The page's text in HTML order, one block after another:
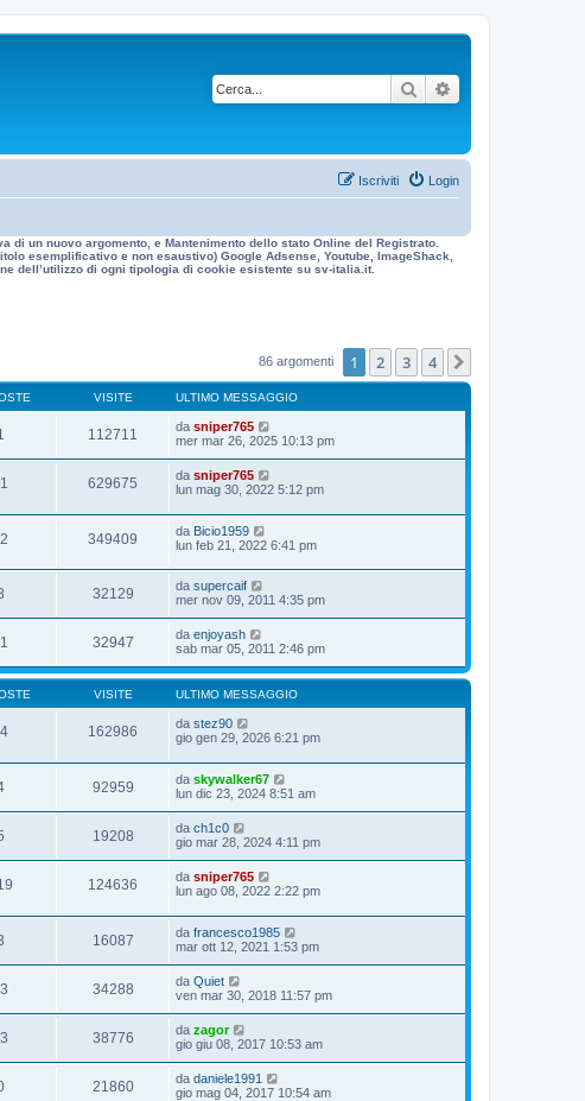
Cerca
Login
Iscriviti
un nuovo argomento, e Mantenimento dello stato Online del Registrato.
esemplificativo e non esaustivo) Google Adsense, Youtube, ImageShack,
dell’utilizzo di ogni tipologia di cookie esistente su sv-italia.it.
86 argomenti 1 2 3 4
VISITE ULTIMO MESSAGGIO
112711 da sniper765
mer mar 26, 2025 10:13 pm
629675 da sniper765
lun mag 30, 2022 5:12 pm
349409 da Bicio1959
lun feb 21, 2022 6:41 pm
32129 da supercaif
mer nov 09, 2011 4:35 pm
32947 da enjoyash
sab mar 05, 2011 2:46 pm
VISITE ULTIMO MESSAGGIO
162986 da stez90
gio gen 29, 2026 6:21 pm
92959 da skywalker67
lun dic 23, 2024 8:51 am
19208 da ch1c0
gio mar 28, 2024 4:11 pm
124636 da sniper765
lun ago 08, 2022 2:22 pm
16087 da francesco1985
mar ott 12, 2021 1:53 pm
34288 da Quiet
ven mar 30, 2018 11:57 pm
38776 da zagor
gio giu 08, 2017 10:53 am
21860 da daniele1991
gio mag 04, 2017 10:54 am